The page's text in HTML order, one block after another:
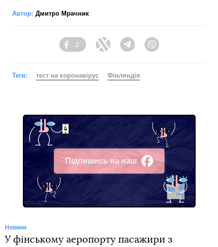
Автор: Дмитро Мрачник
Facebook
2
Twitter Telegram
Теги: тест на коронавірус Фінляндія
Підпишись на наш
Facebook
Новини
У фінському аеропорту пасажири з